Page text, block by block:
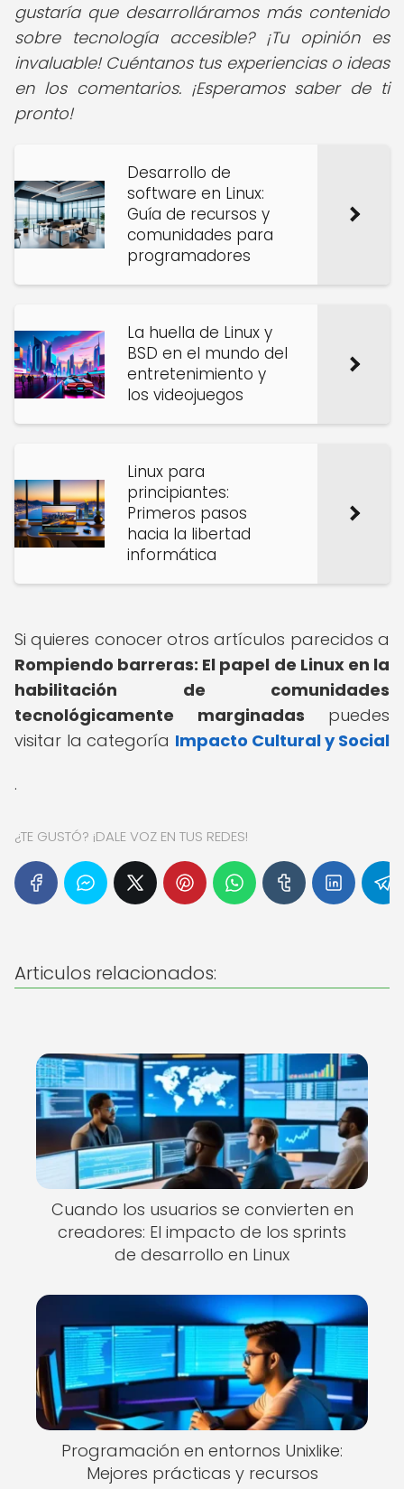
gustaría que desarrolláramos más contenido
sobre tecnología accesible? ¡Tu opinión es
invaluable! Cuéntanos tus experiencias o ideas
en los comentarios. ¡Esperamos saber de ti
pronto!
Desarrollo de
software en Linux:
Guía de recursos y
comunidades para
programadores
La huella de Linux y
BSD en el mundo del
entretenimiento y
los videojuegos
Linux para
principiantes:
Primeros pasos
hacia la libertad
informática
Si quieres conocer otros artículos parecidos a
Rompiendo barreras: El papel de Linux en la
habilitación de comunidades
tecnológicamente marginadas puedes
visitar la categoría Impacto Cultural y Social
.
¿TE GUSTÓ? ¡DALE VOZ EN TUS REDES!
Articulos relacionados:
Cuando los usuarios se convierten en
creadores: El impacto de los sprints
de desarrollo en Linux
Programación en entornos Unixlike:
Mejores prácticas y recursos